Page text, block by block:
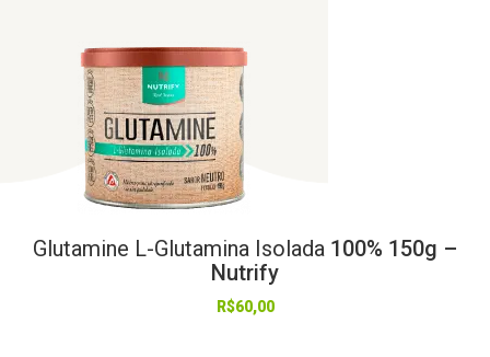
Glutamine L-Glutamina Isolada 100% 150g –
Nutrify
R$60,00